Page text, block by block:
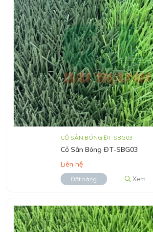
CỎ SÂN BÓNG ĐT-SBG03
Cỏ Sân Bóng ĐT-SBG03
Liên hệ
Đặt hàng Xem